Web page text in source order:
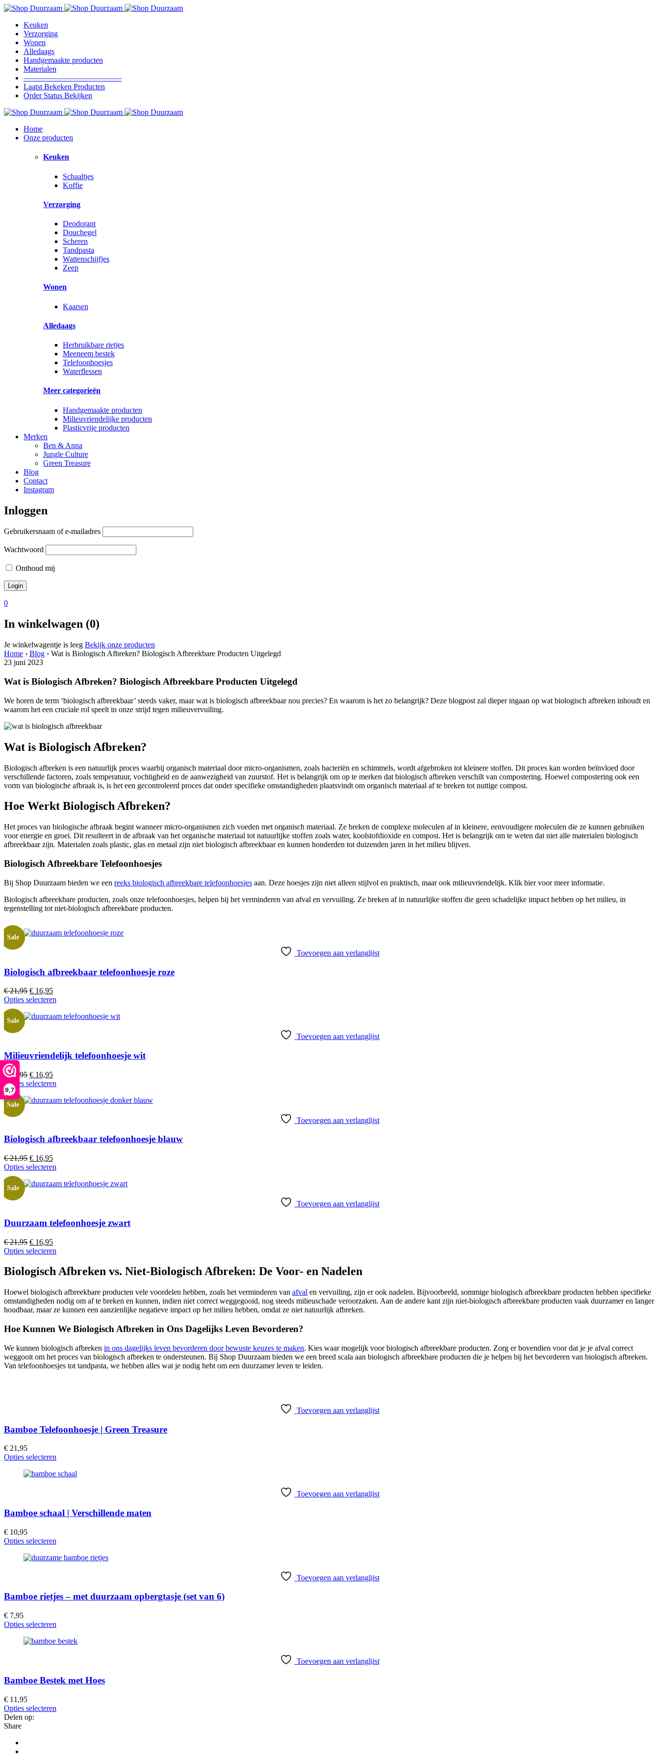
9,7
Keuken
Verzorging
Wonen
Alledaags
Handgemaakte producten
Materialen
————————————–
Laatst Bekeken Producten
Order Status Bekijken
Home
Onze producten
Keuken
Schaaltjes
Koffie
Verzorging
Deodorant
Douchegel
Scheren
Tandpasta
Wattenschijfjes
Zeep
Wonen
Kaarsen
Alledaags
Herbruikbare rietjes
Meeneem bestek
Telefoonhoesjes
Waterflessen
Meer categorieën
Handgemaakte producten
Milieuvriendelijke producten
Plasticvrije producten
Merken
Ben & Anna
Jungle Culture
Green Treasure
Blog
Contact
Instagram
Inloggen
Gebruikersnaam of e-mailadres
Wachtwoord
Onthoud mij
0
In winkelwagen (0)
Je winkelwagentje is leeg Bekijk onze producten
Home › Blog › Wat is Biologisch Afbreken? Biologisch Afbreekbare Producten Uitgelegd
23 juni 2023
Wat is Biologisch Afbreken? Biologisch Afbreekbare Producten Uitgelegd
We horen de term ‘biologisch afbreekbaar’ steeds vaker, maar wat is biologisch afbreekbaar nou precies? En waarom is het zo belangrijk? Deze blogpost zal dieper ingaan op wat biologisch afbreken inhoudt en
waarom het een cruciale rol speelt in onze strijd tegen milieuvervuiling.
Wat is Biologisch Afbreken?
Biologisch afbreken is een natuurlijk proces waarbij organisch materiaal door micro-organismen, zoals bacteriën en schimmels, wordt afgebroken tot kleinere stoffen. Dit proces kan worden beïnvloed door
verschillende factoren, zoals temperatuur, vochtigheid en de aanwezigheid van zuurstof. Het is belangrijk om op te merken dat biologisch afbreken verschilt van compostering. Hoewel compostering ook een
vorm van biologische afbraak is, is het een gecontroleerd proces dat onder specifieke omstandigheden plaatsvindt om organisch materiaal af te breken tot nuttige compost.
Hoe Werkt Biologisch Afbreken?
Het proces van biologische afbraak begint wanneer micro-organismen zich voeden met organisch materiaal. Ze breken de complexe moleculen af in kleinere, eenvoudigere moleculen die ze kunnen gebruiken
voor energie en groei. Dit resulteert in de afbraak van het organische materiaal tot natuurlijke stoffen zoals water, koolstofdioxide en compost. Het is belangrijk om te weten dat niet alle materialen biologisch
afbreekbaar zijn. Materialen zoals plastic, glas en metaal zijn niet biologisch afbreekbaar en kunnen honderden tot duizenden jaren in het milieu blijven.
Biologisch Afbreekbare Telefoonhoesjes
Bij Shop Duurzaam bieden we een reeks biologisch afbreekbare telefoonhoesjes aan. Deze hoesjes zijn niet alleen stijlvol en praktisch, maar ook milieuvriendelijk. Klik hier voor meer informatie.
Biologisch afbreekbare producten, zoals onze telefoonhoesjes, helpen bij het verminderen van afval en vervuiling. Ze breken af in natuurlijke stoffen die geen schadelijke impact hebben op het milieu, in
tegenstelling tot niet-biologisch afbreekbare producten.
Sale
Toevoegen aan verlanglijst
Biologisch afbreekbaar telefoonhoesje roze
€21,95 Oorspronkelijke
prijs
€ 21,95.
€ 16,95
prijs
€ 16,95.
Opties selecteren
Sale
Toevoegen aan verlanglijst
Milieuvriendelijk telefoonhoesje wit
€21,95 Oorspronkelijke
prijs
€ 21,95.
€ 16,95
prijs
€ 16,95.
Opties selecteren
Sale
Toevoegen aan verlanglijst
Biologisch afbreekbaar telefoonhoesje blauw
€21,95 Oorspronkelijke
prijs
€ 21,95.
€ 16,95
prijs
€ 16,95.
Opties selecteren
Sale
Toevoegen aan verlanglijst
Duurzaam telefoonhoesje zwart
€21,95 Oorspronkelijke
prijs
€ 21,95.
€ 16,95
prijs
€ 16,95.
Opties selecteren
Biologisch Afbreken vs. Niet-Biologisch Afbreken: De Voor- en Nadelen
Hoewel biologisch afbreekbare producten vele voordelen hebben, zoals het verminderen van afval en vervuiling, zijn er ook nadelen. Bijvoorbeeld, sommige biologisch afbreekbare producten hebben specifieke
omstandigheden nodig om af te breken en kunnen, indien niet correct weggegooid, nog steeds milieuschade veroorzaken. Aan de andere kant zijn niet-biologisch afbreekbare producten vaak duurzamer en langer
houdbaar, maar ze kunnen een aanzienlijke negatieve impact op het milieu hebben, omdat ze niet natuurlijk afbreken.
Hoe Kunnen We Biologisch Afbreken in Ons Dagelijks Leven Bevorderen?
We kunnen biologisch afbreken in ons dagelijks leven bevorderen door bewuste keuzes te maken. Kies waar mogelijk voor biologisch afbreekbare producten. Zorg er bovendien voor dat je je afval correct
weggooit om het proces van biologisch afbreken te ondersteunen. Bij Shop Duurzaam bieden we een breed scala aan biologisch afbreekbare producten die je helpen bij het bevorderen van biologisch afbreken.
Van telefoonhoesjes tot tandpasta, we hebben alles wat je nodig hebt om een duurzamer leven te leiden.
Toevoegen aan verlanglijst
Bamboe Telefoonhoesje | Green Treasure
€ 21,95
Opties selecteren
Toevoegen aan verlanglijst
Bamboe schaal | Verschillende maten
€ 10,95
Opties selecteren
Toevoegen aan verlanglijst
Bamboe rietjes – met duurzaam opbergtasje (set van 6)
€ 7,95
Opties selecteren
Toevoegen aan verlanglijst
Bamboe Bestek met Hoes
€ 11,95
Opties selecteren
Delen op:
Share